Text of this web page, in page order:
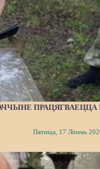
ПРАЦЯГВАЕЦЦА
Пятніца, 17 Ліпень